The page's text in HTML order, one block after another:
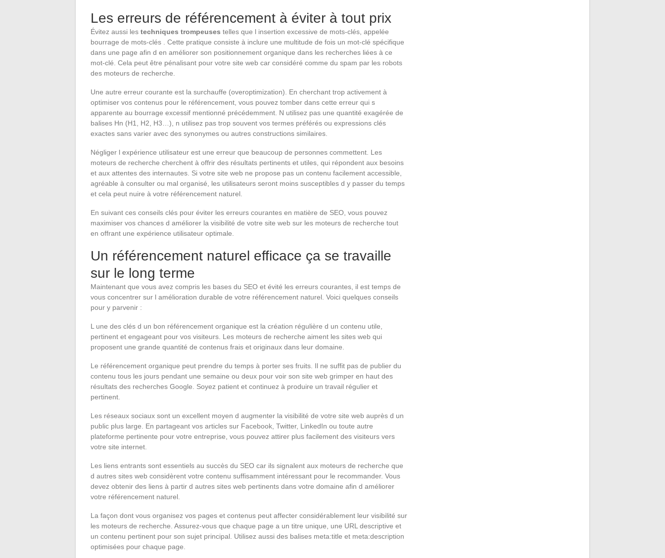
Les erreurs de référencement à éviter à tout prix
Évitez aussi les techniques trompeuses telles que l insertion excessive de mots-clés, appelée
bourrage de mots-clés . Cette pratique consiste à inclure une multitude de fois un mot-clé spécifique
dans une page afin d en améliorer son positionnement organique dans les recherches liées à ce
mot-clé. Cela peut être pénalisant pour votre site web car considéré comme du spam par les robots
des moteurs de recherche.
Une autre erreur courante est la surchauffe (overoptimization). En cherchant trop activement à
optimiser vos contenus pour le référencement, vous pouvez tomber dans cette erreur qui s
apparente au bourrage excessif mentionné précédemment. N utilisez pas une quantité exagérée de
balises Hn (H1, H2, H3…), n utilisez pas trop souvent vos termes préférés ou expressions clés
exactes sans varier avec des synonymes ou autres constructions similaires.
Négliger l expérience utilisateur est une erreur que beaucoup de personnes commettent. Les
moteurs de recherche cherchent à offrir des résultats pertinents et utiles, qui répondent aux besoins
et aux attentes des internautes. Si votre site web ne propose pas un contenu facilement accessible,
agréable à consulter ou mal organisé, les utilisateurs seront moins susceptibles d y passer du temps
et cela peut nuire à votre référencement naturel.
En suivant ces conseils clés pour éviter les erreurs courantes en matière de SEO, vous pouvez
maximiser vos chances d améliorer la visibilité de votre site web sur les moteurs de recherche tout
en offrant une expérience utilisateur optimale.
Un référencement naturel efficace ça se travaille
sur le long terme
Maintenant que vous avez compris les bases du SEO et évité les erreurs courantes, il est temps de
vous concentrer sur l amélioration durable de votre référencement naturel. Voici quelques conseils
pour y parvenir :
L une des clés d un bon référencement organique est la création régulière d un contenu utile,
pertinent et engageant pour vos visiteurs. Les moteurs de recherche aiment les sites web qui
proposent une grande quantité de contenus frais et originaux dans leur domaine.
Le référencement organique peut prendre du temps à porter ses fruits. Il ne suffit pas de publier du
contenu tous les jours pendant une semaine ou deux pour voir son site web grimper en haut des
résultats des recherches Google. Soyez patient et continuez à produire un travail régulier et
pertinent.
Les réseaux sociaux sont un excellent moyen d augmenter la visibilité de votre site web auprès d un
public plus large. En partageant vos articles sur Facebook, Twitter, LinkedIn ou toute autre
plateforme pertinente pour votre entreprise, vous pouvez attirer plus facilement des visiteurs vers
votre site internet.
Les liens entrants sont essentiels au succès du SEO car ils signalent aux moteurs de recherche que
d autres sites web considèrent votre contenu suffisamment intéressant pour le recommander. Vous
devez obtenir des liens à partir d autres sites web pertinents dans votre domaine afin d améliorer
votre référencement naturel.
La façon dont vous organisez vos pages et contenus peut affecter considérablement leur visibilité sur
les moteurs de recherche. Assurez-vous que chaque page a un titre unique, une URL descriptive et
un contenu pertinent pour son sujet principal. Utilisez aussi des balises meta:title et meta:description
optimisées pour chaque page.